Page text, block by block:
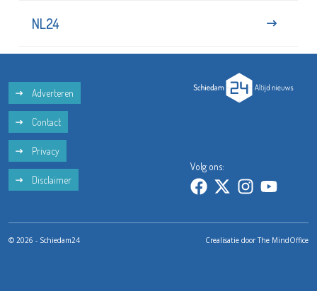
NL24
Adverteren
Contact
Privacy
Disclaimer
Volg ons:
© 2026 - Schiedam24 Crealisatie doorThe MindOffice